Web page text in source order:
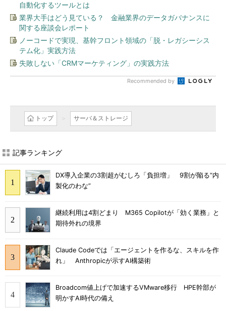
自動化するツールとは
業界大手はどう見ている？ 金融業界のデータガバナンスに
関する座談会レポート
ノーコードで実現、基幹フロント領域の「脱・レガシーシス
テム化」実践方法
失敗しない「CRMマーケティング」の実践方法
Recommended by
トップ サーバ＆ストレージ
記事ランキング
DX導入企業の3割超がむしろ「負担増」 9割が陥る“内
製化のわな”
継続利用は4割どまり M365 Copilotが「効く業務」と
期待外れの境界
Claude Codeでは「エージェントを作るな、スキルを作
れ」 Anthropicが示すAI構築術
Broadcom値上げで加速するVMware移行 HPE幹部が
明かすAI時代の備え